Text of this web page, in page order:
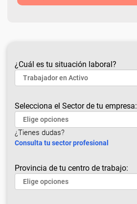
¿Cuál es tu situación laboral?
Selecciona el Sector de tu empresa:
¿Tienes dudas?
Consulta tu sector profesional
Provincia de tu centro de trabajo: